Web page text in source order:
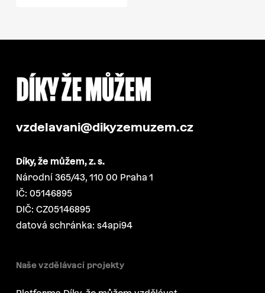
vzdelavani@dikyzemuzem.cz
Díky, že můžem, z. s.
Národní 365/43, 110 00 Praha 1
IČ: 05146895
DIČ: CZ05146895
datová schránka: s4api94
Naše vzdělávací projekty